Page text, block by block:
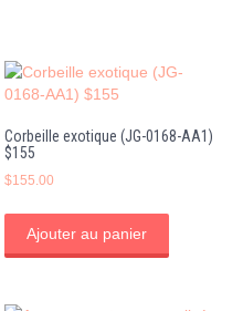
Corbeille exotique (JG-0168-AA1)
$155
$155.00
Ajouter au panier